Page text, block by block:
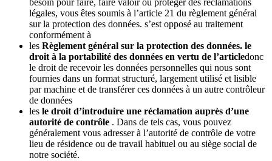
besoin pour faire, faire valoir ou protéger des réclamations
légales, vous êtes soumis à l’article 21 du règlement général
sur la protection des données. s’est opposé au traitement
conformément à
les Règlement général sur la protection des données. le
droit à la portabilité des données en vertu de l’articledonc
le droit de recevoir les données personnelles qui nous sont
fournies dans un format structuré, largement utilisé et lisible
par machine et de transférer ces données à un autre contrôleur
de données
les le droit d’introduire une réclamation auprès d’une
autorité de contrôle . Dans de tels cas, vous pouvez
généralement vous adresser à l’autorité de contrôle de votre
lieu de résidence ou de travail habituel ou au siège social de
notre société.